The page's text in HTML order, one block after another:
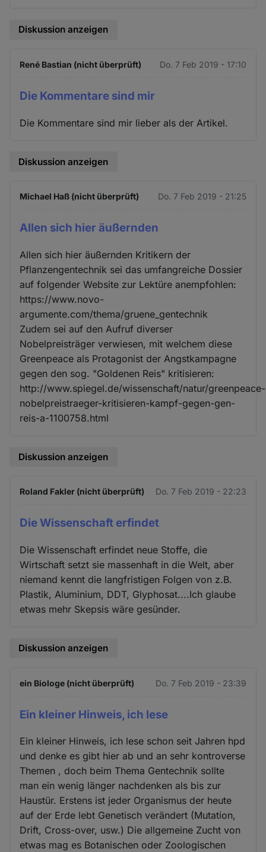
Diskussion anzeigen
René Bastian (nicht überprüft) Do. 7 Feb 2019 - 17:10
Die Kommentare sind mir
Die Kommentare sind mir lieber als der Artikel.
Diskussion anzeigen
Michael Haß (nicht überprüft) Do. 7 Feb 2019 - 21:25
Allen sich hier äußernden
Allen sich hier äußernden Kritikern der
Pflanzengentechnik sei das umfangreiche Dossier
auf folgender Website zur Lektüre anempfohlen:
https://www.novo-
argumente.com/thema/gruene_gentechnik
Zudem sei auf den Aufruf diverser
Nobelpreisträger verwiesen, mit welchem diese
Greenpeace als Protagonist der Angstkampagne
gegen den sog. "Goldenen Reis" kritisieren:
http://www.spiegel.de/wissenschaft/natur/greenpeace-
nobelpreistraeger-kritisieren-kampf-gegen-gen-
reis-a-1100758.html
Diskussion anzeigen
Roland Fakler (nicht überprüft) Do. 7 Feb 2019 - 22:23
Die Wissenschaft erfindet
Die Wissenschaft erfindet neue Stoffe, die
Wirtschaft setzt sie massenhaft in die Welt, aber
niemand kennt die langfristigen Folgen von z.B.
Plastik, Aluminium, DDT, Glyphosat....Ich glaube
etwas mehr Skepsis wäre gesünder.
Diskussion anzeigen
ein Biologe (nicht überprüft) Do. 7 Feb 2019 - 23:39
Ein kleiner Hinweis, ich lese
Ein kleiner Hinweis, ich lese schon seit Jahren hpd
und denke es gibt hier ab und an sehr kontroverse
Themen , doch beim Thema Gentechnik sollte
man ein wenig länger nachdenken als bis zur
Haustür. Erstens ist jeder Organismus der heute
auf der Erde lebt Genetisch verändert (Mutation,
Drift, Cross-over, usw.) Die allgemeine Zucht von
etwas mag es Botanischen oder Zoologischen